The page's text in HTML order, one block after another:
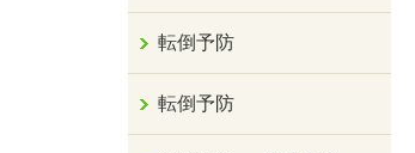
転倒予防
転倒予防